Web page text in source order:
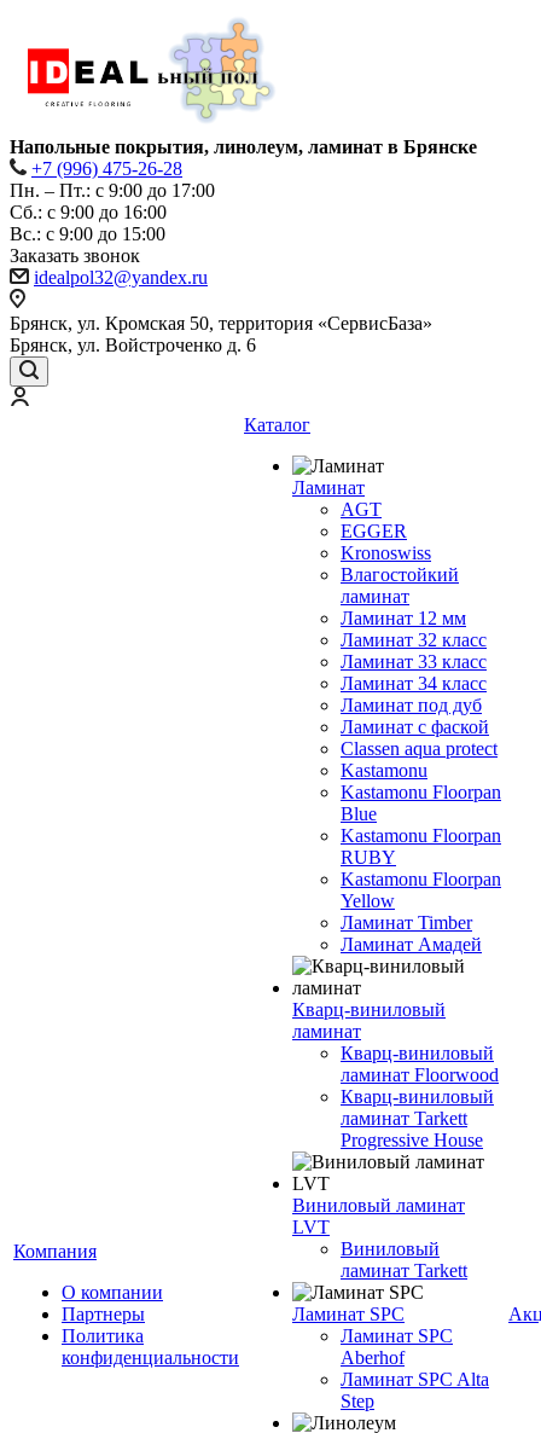
Напольные покрытия, линолеум, ламинат в Брянске
+7 (996) 475-26-28
Пн. – Пт.: с 9:00 до 17:00
Сб.: с 9:00 до 16:00
Bc.: с 9:00 до 15:00
Заказать звонок
idealpol32@yandex.ru
Брянск, ул. Кромская 50, территория «СервисБаза»
Брянск, ул. Войстроченко д. 6
Компания
О компании
Партнеры
Политика
конфиденциальности
Каталог
Ламинат
AGT
EGGER
Kronoswiss
Влагостойкий
ламинат
Ламинат 12 мм
Ламинат 32 класс
Ламинат 33 класс
Ламинат 34 класс
Ламинат под дуб
Ламинат с фаской
Classen aqua protect
Kastamonu
Kastamonu Floorpan
Blue
Kastamonu Floorpan
RUBY
Kastamonu Floorpan
Yellow
Ламинат Timber
Ламинат Амадей
Кварц-виниловый
ламинат
Кварц-виниловый
ламинат Floorwood
Кварц-виниловый
ламинат Tarkett
Progressive House
Виниловый ламинат
LVT
Виниловый
ламинат Tarkett
Ламинат SPC
Ламинат SPC
Aberhof
Ламинат SPC Alta
Step